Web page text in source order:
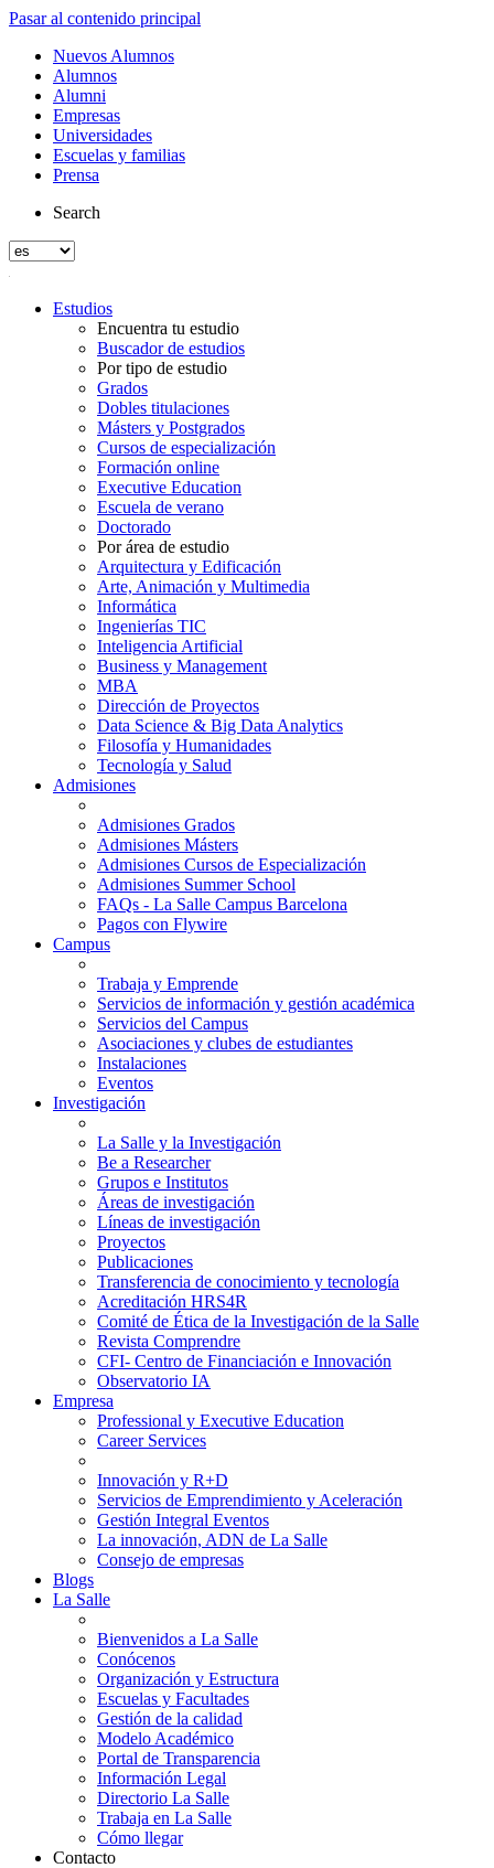
Pasar al contenido principal
Nuevos Alumnos
Alumnos
Alumni
Empresas
Universidades
Escuelas y familias
Prensa
Search
Estudios
Encuentra tu estudio
Buscador de estudios
Por tipo de estudio
Grados
Dobles titulaciones
Másters y Postgrados
Cursos de especialización
Formación online
Executive Education
Escuela de verano
Doctorado
Por área de estudio
Arquitectura y Edificación
Arte, Animación y Multimedia
Informática
Ingenierías TIC
Inteligencia Artificial
Business y Management
MBA
Dirección de Proyectos
Data Science & Big Data Analytics
Filosofía y Humanidades
Tecnología y Salud
Admisiones
Admisiones Grados
Admisiones Másters
Admisiones Cursos de Especialización
Admisiones Summer School
FAQs - La Salle Campus Barcelona
Pagos con Flywire
Campus
Trabaja y Emprende
Servicios de información y gestión académica
Servicios del Campus
Asociaciones y clubes de estudiantes
Instalaciones
Eventos
Investigación
La Salle y la Investigación
Be a Researcher
Grupos e Institutos
Áreas de investigación
Líneas de investigación
Proyectos
Publicaciones
Transferencia de conocimiento y tecnología
Acreditación HRS4R
Comité de Ética de la Investigación de la Salle
Revista Comprendre
CFI- Centro de Financiación e Innovación
Observatorio IA
Empresa
Professional y Executive Education
Career Services
Innovación y R+D
Servicios de Emprendimiento y Aceleración
Gestión Integral Eventos
La innovación, ADN de La Salle
Consejo de empresas
Blogs
La Salle
Bienvenidos a La Salle
Conócenos
Organización y Estructura
Escuelas y Facultades
Gestión de la calidad
Modelo Académico
Portal de Transparencia
Información Legal
Directorio La Salle
Trabaja en La Salle
Cómo llegar
Contacto